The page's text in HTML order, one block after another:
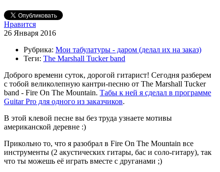
Нравится
26 Января 2016
Рубрика: Мои табулатуры - даром (делал их на заказ)
Теги: The Marshall Tucker band
Доброго времени суток, дорогой гитарист! Сегодня разберем
с тобой великолепную кантри-песню от The Marshall Tucker
band - Fire On The Mountain. Табы к ней я сделал в программе
Guitar Pro для одного из заказчиков.
В этой клевой песне вы без труда узнаете мотивы
американской деревне :)
Прикольно то, что я разобрал в Fire On The Mountain все
инструменты (2 акустических гитары, бас и соло-гитару), так
что ты можешь её играть вместе с друганами ;)